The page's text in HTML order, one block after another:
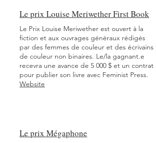
Le prix Louise Meriwether First Book
Le Prix Louise Meriwether est ouvert à la
fiction et aux ouvrages généraux rédigés
par des femmes de couleur et des écrivains
de couleur non binaires. Le/la gagnant.e
recevra une avance de 5 000 $ et un contrat
pour publier son livre avec Feminist Press.
Website
Le prix Mégaphone